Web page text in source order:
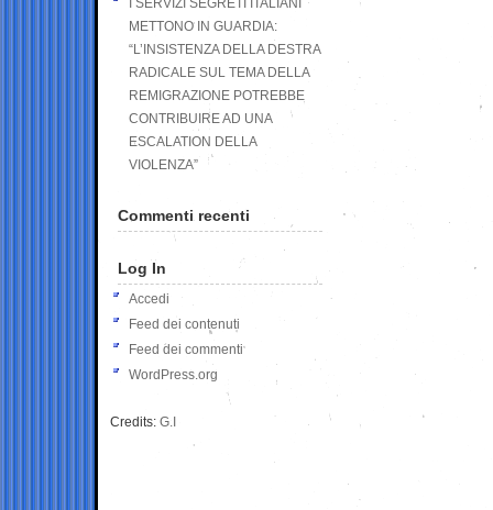
I SERVIZI SEGRETI ITALIANI
METTONO IN GUARDIA:
“L’INSISTENZA DELLA DESTRA
RADICALE SUL TEMA DELLA
REMIGRAZIONE POTREBBE
CONTRIBUIRE AD UNA
ESCALATION DELLA
VIOLENZA”
Commenti recenti
Log In
Accedi
Feed dei contenuti
Feed dei commenti
WordPress.org
Credits: G.I